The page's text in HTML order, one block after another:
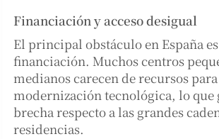
Financiación y acceso desigual
El principal obstáculo en España
financiación. Muchos centros
medianos carecen de recursos
modernización tecnológica, lo que
brecha respecto a las grandes
residencias.